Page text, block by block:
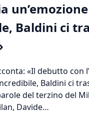
un’emozione
Baldini ci
«Il debutto con
Baldini ci
del terzino del
Davide…